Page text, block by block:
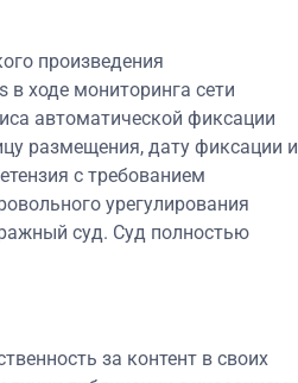
произведения
в ходе мониторинга сети
автоматической фиксации
размещения, дату фиксации и
с требованием
урегулирования
суд. Суд полностью
за контент в своих